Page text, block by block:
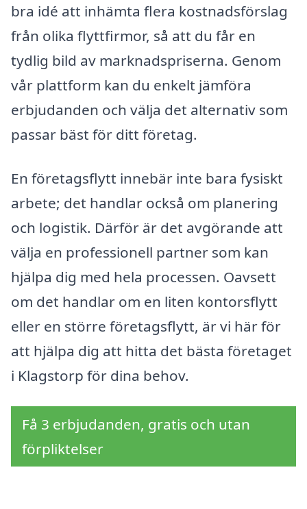
bra idé att inhämta flera kostnadsförslag
från olika flyttfirmor, så att du får en
tydlig bild av marknadspriserna. Genom
vår plattform kan du enkelt jämföra
erbjudanden och välja det alternativ som
passar bäst för ditt företag.
En företagsflytt innebär inte bara fysiskt
arbete; det handlar också om planering
och logistik. Därför är det avgörande att
välja en professionell partner som kan
hjälpa dig med hela processen. Oavsett
om det handlar om en liten kontorsflytt
eller en större företagsflytt, är vi här för
att hjälpa dig att hitta det bästa företaget
i Klagstorp för dina behov.
Få 3 erbjudanden, gratis och utan
förpliktelser